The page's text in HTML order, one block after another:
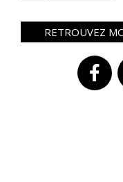
RETROUVEZ